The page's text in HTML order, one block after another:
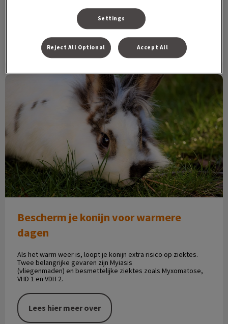
Lees hier meer over
Bescherm je konijn voor warmere dagen
Bescherm je konijn voor warmere
dagen
Als het warm weer is, loopt je konijn extra risico op ziektes.
Twee belangrijke gevaren zijn Myiasis
(vliegenmaden) en besmettelijke ziektes zoals Myxomatose,
VHD 1 en VDH 2.
Lees hier meer over
Settings
Reject All Optional Accept All